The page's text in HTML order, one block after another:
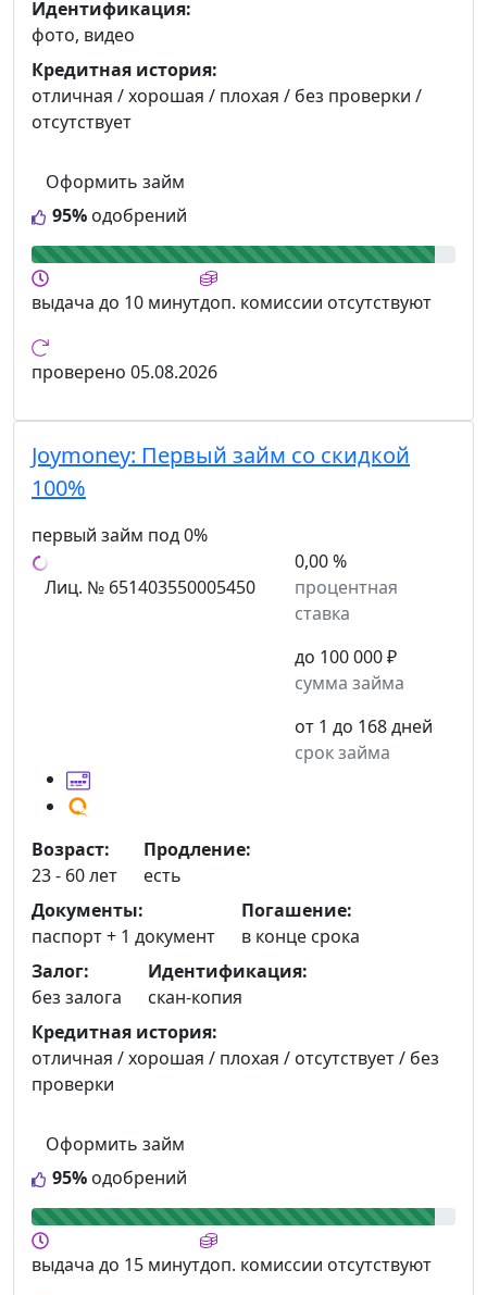
95% одобрений
Оформить займ
Идентификация:
фото, видео
Кредитная история:
отличная / хорошая / плохая / без проверки /
отсутствует
выдача до 10 минутдоп. комиссии отсутствуют
проверено 05.08.2026
Joymoney: Первый займ со скидкой
100%
первый займ под 0%
Лиц. № 651403550005450
0,00 %
процентная
ставка
до 100 000 ₽
сумма займа
от 1 до 168 дней
срок займа
95% одобрений
Оформить займ
Возраст:
23 - 60 лет
Продление:
есть
Документы:
паспорт + 1 документ
Погашение:
в конце срока
Залог:
без залога
Идентификация:
скан-копия
Кредитная история:
отличная / хорошая / плохая / отсутствует / без
проверки
выдача до 15 минутдоп. комиссии отсутствуют